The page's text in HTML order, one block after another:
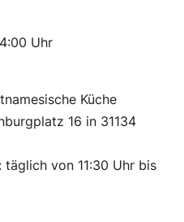
Uhr
Küche
16 in 31134
täglich von 11:30 Uhr bis